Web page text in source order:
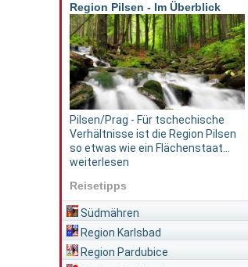
Region Pilsen - Im Überblick
Pilsen/Prag - Für tschechische
Verhältnisse ist die Region Pilsen
so etwas wie ein Flächenstaat...
weiterlesen
Reisetipps
Südmähren
Region Karlsbad
Region Pardubice